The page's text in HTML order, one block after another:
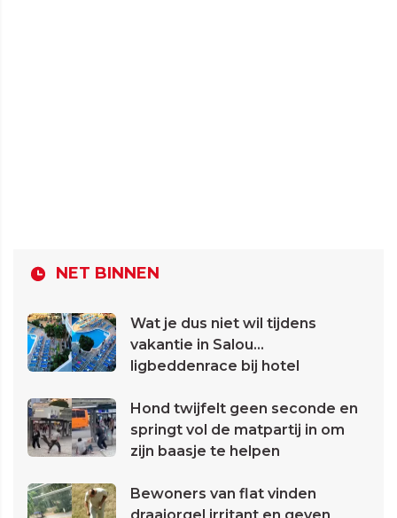
NET BINNEN
Wat je dus niet wil tijdens
vakantie in Salou...
ligbeddenrace bij hotel
Hond twijfelt geen seconde en
springt vol de matpartij in om
zijn baasje te helpen
Bewoners van flat vinden